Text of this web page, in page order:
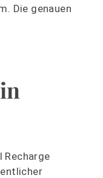
Die genauen
Recharge